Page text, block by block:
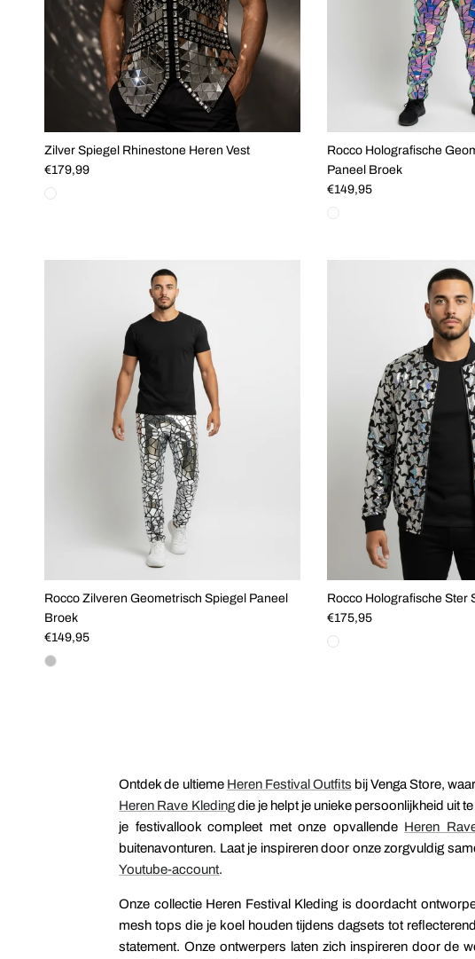
Zilver Spiegel Rhinestone Heren Vest
Reguliere prijs
€179,99
Rocco Holografische
Paneel Broek
Reguliere prijs
€149,95
Rocco Zilveren Geometrisch Spiegel Paneel
Broek
Reguliere prijs
€149,95
Rocco Holografische Ster
Reguliere prijs
€175,95
Ontdek de ultieme Heren Festival Outfits bij Venga Store,
Heren Rave Kledingdie je helpt je unieke persoonlijkheid uit
je festivallook compleet met onze opvallende Heren
buitenavonturen. Laat je inspireren door onze zorgvuldig
Youtube-account.
Onze collectie Heren Festival Kleding is doordacht
mesh tops die je koel houden tijdens dagsets tot
statement. Onze ontwerpers laten zich inspireren door de